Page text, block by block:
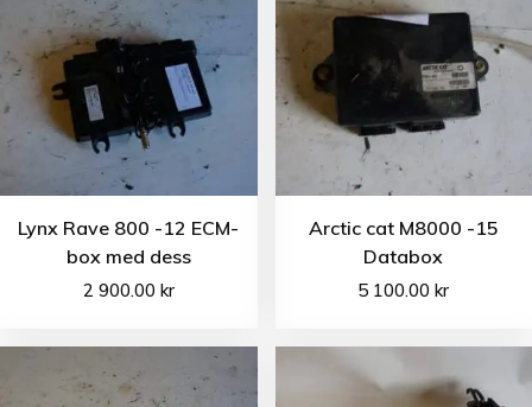
Lynx Rave 800 -12 ECM-
box med dess
2 900.00 kr
Arctic cat M8000 -15
Databox
5 100.00kr